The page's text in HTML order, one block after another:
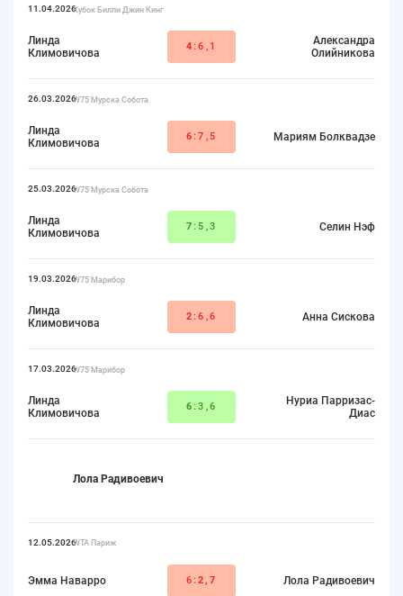
11.04.2026Кубок Билли Джин Кинг
Линда
Климовичова
4:6,1
Александра
Олийникова
26.03.2026W75 Мурска Собота
Линда
Климовичова
6:7,5 Мариям Болквадзе
25.03.2026W75 Мурска Собота
Линда
Климовичова
7:5,3 Селин Нэф
19.03.2026W75 Марибор
Линда
Климовичова
2:6,6 Анна Сискова
17.03.2026W75 Марибор
Линда
Климовичова
6:3,6
Нуриа Парризас-
Диас
Лола Радивоевич
12.05.2026WTA Париж
Эмма Наварро 6: 2,7 Лола Радивоевич